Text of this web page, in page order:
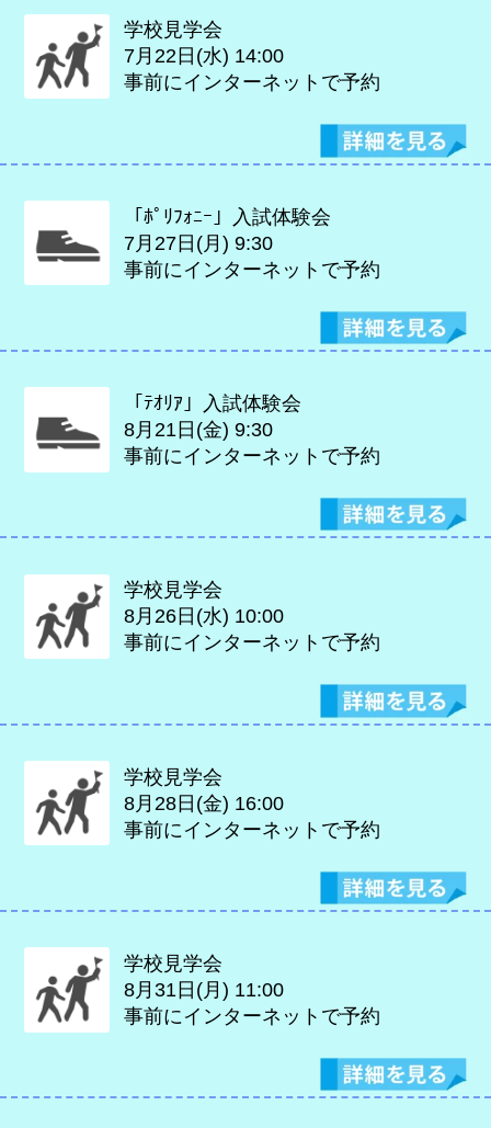
学校見学会
7月22日(水) 14:00
事前にインターネットで予約
「ﾎﾟﾘﾌｫﾆｰ」入試体験会
7月27日(月)9:30
事前にインターネットで予約
「ﾃｵﾘｱ」入試体験会
8月21日(金)9:30
事前にインターネットで予約
学校見学会
8月26日(水) 10:00
事前にインターネットで予約
学校見学会
8月28日(金) 16:00
事前にインターネットで予約
学校見学会
8月31日(月) 11:00
事前にインターネットで予約